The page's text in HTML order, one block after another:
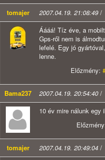
tomajer
2007.04.19. 21:08:49 /
Áááá! Tíz éve, a
Gps-ről nem is
lefelé. Egy jó
lenne.
Előzmény:
Bama237 2007.04.19. 20:54:40 /
10 év mire nálunk egy
tomajer 2007.04.19. 20:49:04 /